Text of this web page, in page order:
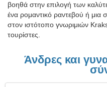
βοηθά στην επιλογή των
ένα ρομαντικό ραντεβού ή
στον ιστότοπο γνωριμιών
τουρίστες.
Άνδρες και